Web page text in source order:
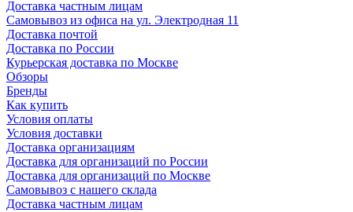
Доставка частным лицам
Самовывоз из офиса на ул. Электродная 11
Доставка почтой
Доставка по России
Курьерская доставка по Москве
Обзоры
Бренды
Как купить
Условия оплаты
Условия доставки
Доставка организациям
Доставка для организаций по России
Доставка для организаций по Москве
Самовывоз с нашего склада
Доставка частным лицам